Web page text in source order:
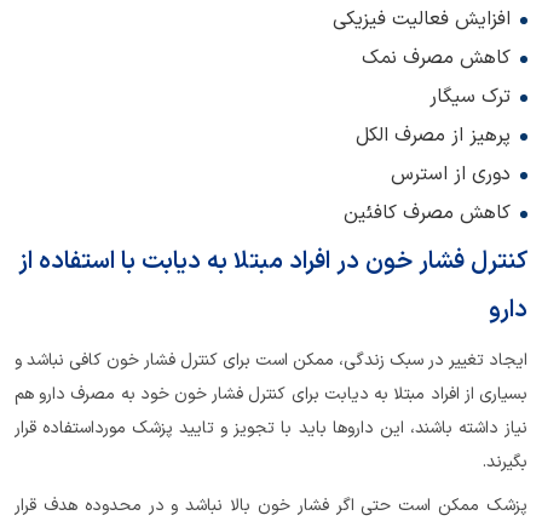
افزایش فعالیت فیزیکی
کاهش مصرف نمک
ترک سیگار
پرهیز از مصرف الکل
دوری از استرس
کاهش مصرف کافئین
کنترل‌ فشار خون در افراد مبتلا به دیابت با استفاده از
دارو
ایجاد تغییر در سبک زندگی، ممکن است برای کنترل فشار خون کافی نباشد و
بسیاری از افراد مبتلا به دیابت برای کنترل فشار خون خود به مصرف دارو هم
نیاز داشته باشند، این داروها باید با تجویز و تایید پزشک مورداستفاده قرار
بگیرند.
پزشک ممکن است حتی اگر فشار خون بالا نباشد و در محدوده هدف قرار